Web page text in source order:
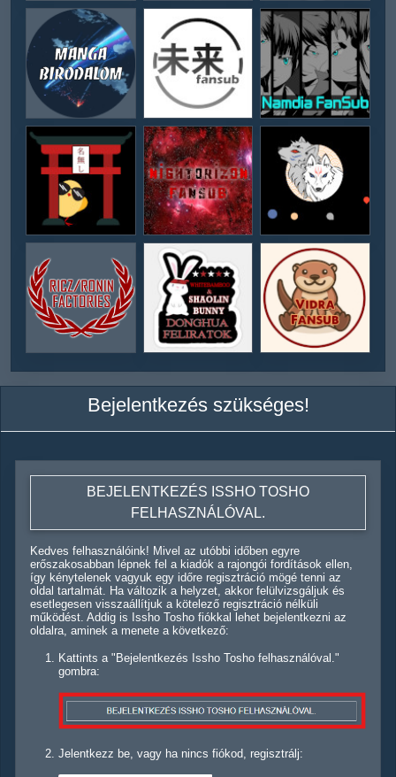
Bejelentkezés szükséges!
BEJELENTKEZÉS ISSHO TOSHO
FELHASZNÁLÓVAL.
Kedves felhasználóink! Mivel az utóbbi időben egyre
erőszakosabban lépnek fel a kiadók a rajongói fordítások ellen,
így kénytelenek vagyuk egy időre regisztráció mögé tenni az
oldal tartalmát. Ha változik a helyzet, akkor felülvizsgáljuk és
esetlegesen visszaállítjuk a kötelező regisztráció nélküli
működést. Addig is Issho Tosho fiókkal lehet bejelentkezni az
oldalra, aminek a menete a következő:
Kattints a "Bejelentkezés Issho Tosho felhasználóval."
gombra:
Jelentkezz be, vagy ha nincs fiókod, regisztrálj: